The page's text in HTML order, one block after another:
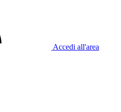
Accedi all'area